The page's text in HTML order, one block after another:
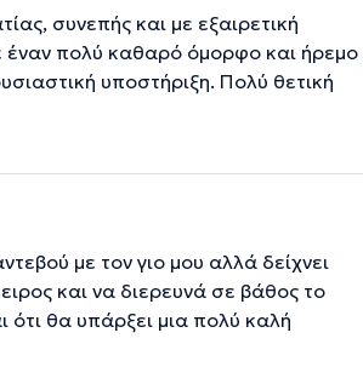
συνεπής και με εξαιρετική
έναν πολύ καθαρό όμορφο και ήρεμο
υποστήριξη. Πολύ θετική
με τον γιο μου αλλά δείχνει
και να διερευνά σε βάθος το
ότι θα υπάρξει μια πολύ καλή